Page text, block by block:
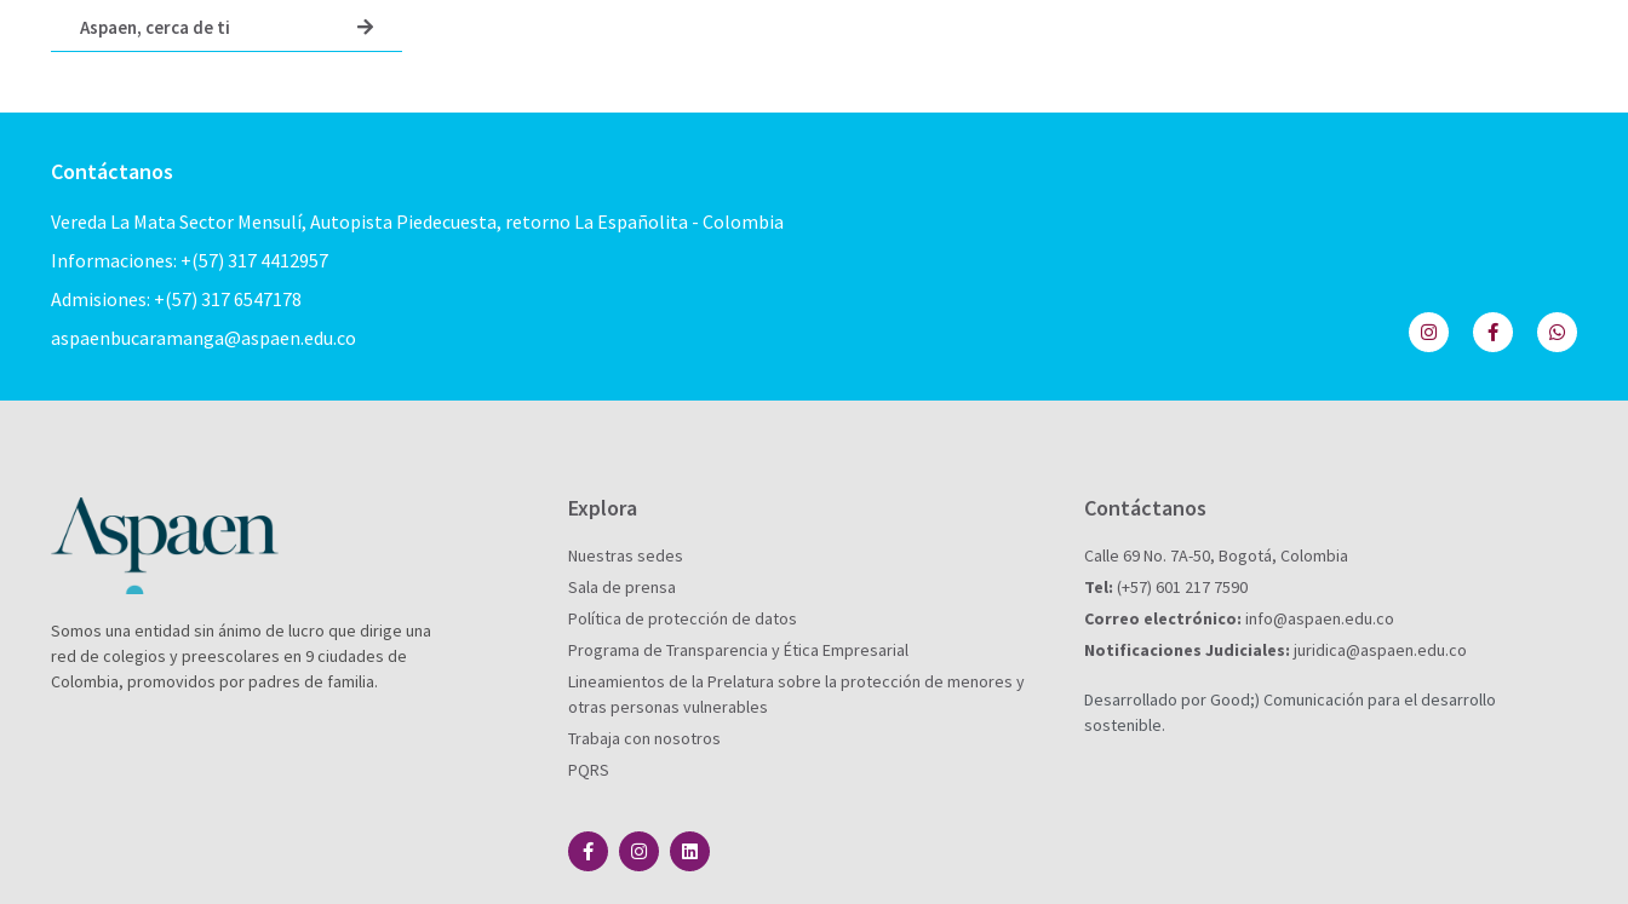
Aspaen, cerca de ti
Contáctanos
Vereda La Mata Sector Mensulí, Autopista Piedecuesta, retorno La Españolita - Colombia
Informaciones: +(57) 317 4412957
Admisiones: +(57) 317 6547178
aspaenbucaramanga@aspaen.edu.co
Somos una entidad sin ánimo de lucro que dirige una
red de colegios y preescolares en 9 ciudades de
Colombia, promovidos por padres de familia.
Explora
Nuestras sedes
Sala de prensa
Política de protección de datos
Programa de Transparencia y Ética Empresarial
Lineamientos de la Prelatura sobre la protección de menores y
otras personas vulnerables
Trabaja con nosotros
PQRS
Contáctanos
Calle 69 No. 7A-50, Bogotá, Colombia
Tel: (+57) 601 217 7590
Correo electrónico: info@aspaen.edu.co
Notificaciones Judiciales: juridica@aspaen.edu.co
Desarrollado por Good;) Comunicación para el desarrollo
sostenible.